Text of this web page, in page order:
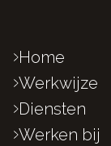
Home
Werkwijze
Diensten
Werken bij